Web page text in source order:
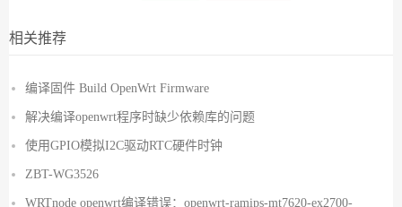
相关推荐
编译固件 Build OpenWrt Firmware
解决编译openwrt程序时缺少依赖库的问题
使用GPIO模拟I2C驱动RTC硬件时钟
ZBT-WG3526
WRTnode openwrt编译错误：openwrt-ramips-mt7620-ex2700-